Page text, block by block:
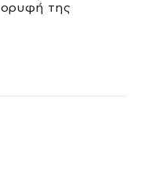
της